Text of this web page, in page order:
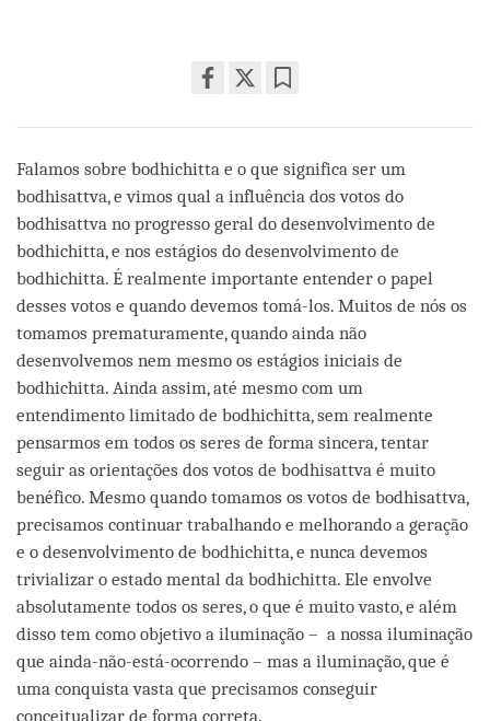
on
Falamos sobre bodhichitta e o que significa ser um
bodhisattva, e vimos qual a influência dos votos do
bodhisattva no progresso geral do desenvolvimento de
bodhichitta, e nos estágios do desenvolvimento de
bodhichitta. É realmente importante entender o papel
desses votos e quando devemos tomá-los. Muitos de nós os
tomamos prematuramente, quando ainda não
desenvolvemos nem mesmo os estágios iniciais de
bodhichitta. Ainda assim, até mesmo com um
entendimento limitado de bodhichitta, sem realmente
pensarmos em todos os seres de forma sincera, tentar
seguir as orientações dos votos de bodhisattva é muito
benéfico. Mesmo quando tomamos os votos de bodhisattva,
precisamos continuar trabalhando e melhorando a geração
e o desenvolvimento de bodhichitta, e nunca devemos
trivializar o estado mental da bodhichitta. Ele envolve
absolutamente todos os seres, o que é muito vasto, e além
disso tem como objetivo a iluminação – a nossa iluminação
que ainda-não-está-ocorrendo – mas a iluminação, que é
uma conquista vasta que precisamos conseguir
conceitualizar de forma correta.